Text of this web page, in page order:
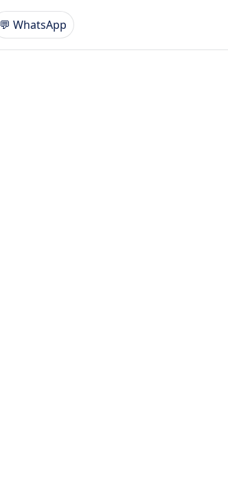
💬 WhatsApp